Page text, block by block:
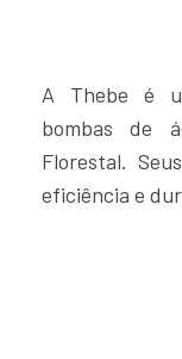
A Thebe é
bombas de
Florestal.
eficiência e